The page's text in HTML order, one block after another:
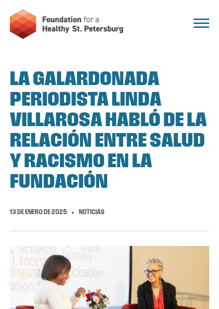
LA GALARDONADA
PERIODISTA LINDA
VILLAROSA HABLÓ DE LA
RELACIÓN ENTRE SALUD
Y RACISMO EN LA
FUNDACIÓN
13 DE ENERO DE 2025 NOTICIAS